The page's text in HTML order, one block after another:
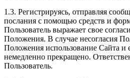
1.3. Регистрируясь, отправляя
послания с помощью средств и
Пользователь выражает свое
Положения. В случае несогласия
Положения использование Сайта и
немедленно прекращено.
Пользователь.